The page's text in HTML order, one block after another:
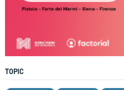
TOPIC